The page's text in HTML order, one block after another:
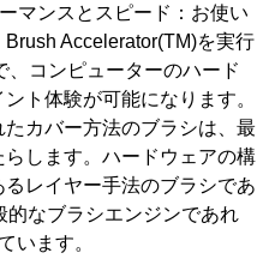
マンスとスピード：お使い
Accelerator(TM)を実行
、コンピューターのハード
ト体験が可能になります。
カバー方法のブラシは、最
します。ハードウェアの構
レイヤー手法のブラシであ
なブラシエンジンであれ
います。